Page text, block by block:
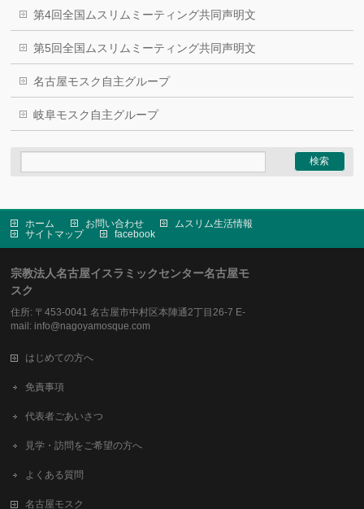
第4回全国ムスリムミーティング共同声明文
第5回全国ムスリムミーティング共同声明文
名古屋モスク自主グループ
岐阜モスク自主グループ
ホーム お問い合わせ
ムスリム生活情報
サイトマップ
facebook
宗教法人名古屋イスラミックセンター名古屋モ
スク
住所: 〒453-0041 名古屋市中村区本陣通2丁目26-7 E-
mail: info@nagoyamosque.com
はじめての方へ
免責事項
代表者ごあいさつ
見学・訪問をご希望の方へ
よくある質問
名古屋モスク